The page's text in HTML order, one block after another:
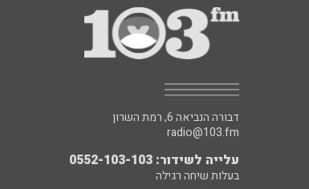
דבורה הנביאה 6, רמת השרון
radio@103.fm
עלייה לשידור: 0552-103-103
בעלות שיחה רגילה